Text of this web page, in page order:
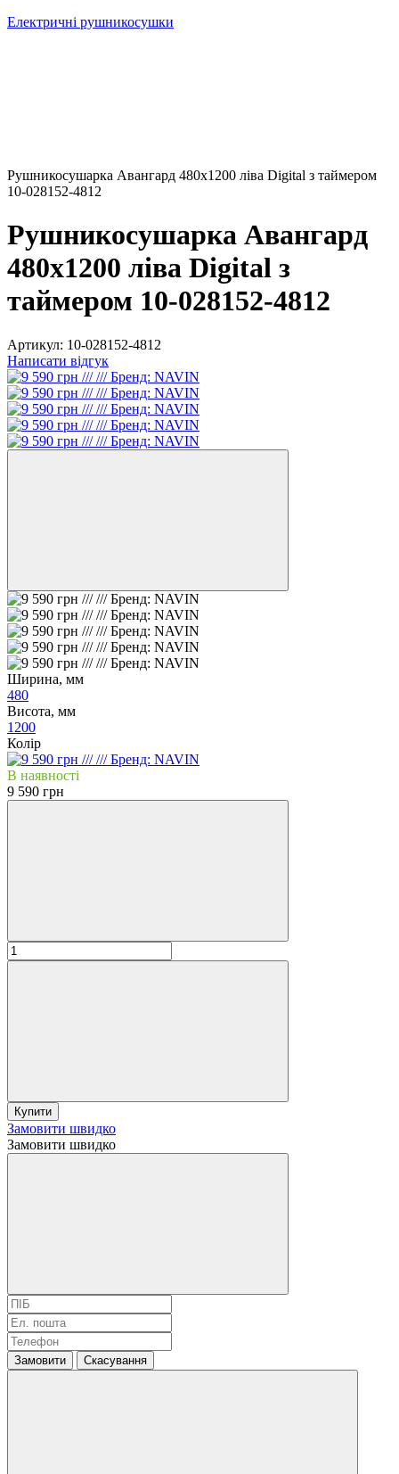
Електричні рушникосушки
Рушникосушарка Авангард 480х1200 ліва Digital з таймером
10-028152-4812
Рушникосушарка Авангард
480х1200 ліва Digital з
таймером 10-028152-4812
Артикул: 10-028152-4812
Написати відгук
Ширина, мм
480
Висота, мм
1200
Колір
В наявності
9 590 грн
Купити
Замовити швидко
Замовити швидко
Замовити Скасування